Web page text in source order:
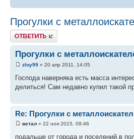
Прогулки с
Ответить
Прогулки с
zloy99 » 20 апр 2011, 14:05
Господа наверняка есть масса
делиться! Сам недавно купил такой
Re: Прогулки с
ветал » 22 ноя 2015, 09:46
подальше от города и поселений.в